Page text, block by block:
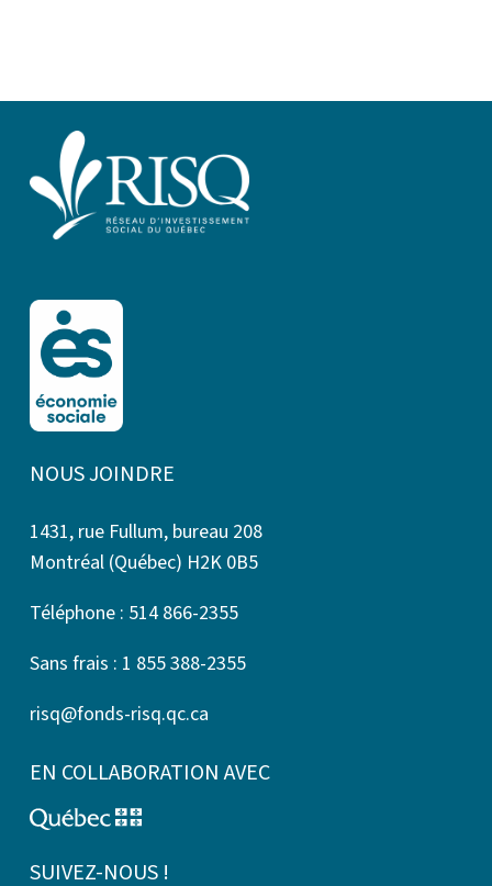
NOUS JOINDRE
1431, rue Fullum, bureau 208
Montréal (Québec) H2K 0B5
Téléphone : 514 866-2355
Sans frais : 1 855 388-2355
risq@fonds-risq.qc.ca
EN COLLABORATION AVEC
SUIVEZ-NOUS !